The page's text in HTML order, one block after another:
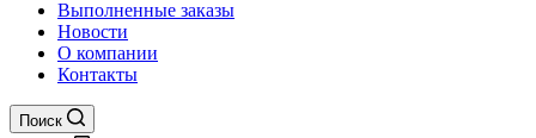
Выполненные заказы
Новости
О компании
Контакты
Поиск